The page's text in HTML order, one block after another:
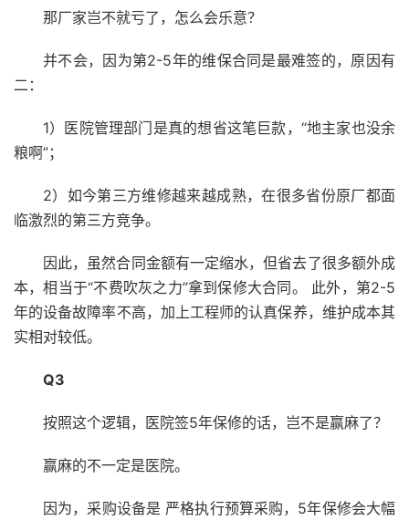
那厂家岂不就亏了，怎么会乐意？
并不会，因为第2-5年的维保合同是最难签的，原因有
二：
1）医院管理部门是真的想省这笔巨款，“地主家也没余
粮啊”；
2）如今第三方维修越来越成熟，在很多省份原厂都面
临激烈的第三方竞争。
因此，虽然合同金额有一定缩水，但省去了很多额外成
本，相当于“不费吹灰之力”拿到保修大合同。 此外，第2-5
年的设备故障率不高，加上工程师的认真保养，维护成本其
实相对较低。
Q3
按照这个逻辑，医院签5年保修的话，岂不是赢麻了？
赢麻的不一定是医院。
因为，采购设备是 严格执行预算采购，5年保修会大幅